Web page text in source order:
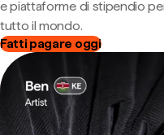
e piattaforme di stipendio
tutto il mondo.
Fatti pagare oggi